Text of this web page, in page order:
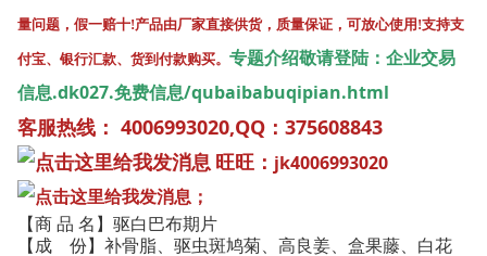
量问题，假一赔十!产品由厂家直接供货，质量保证，可放心使用!支持支
付宝、银行汇款、货到付款购买。 专题介绍敬请登陆： 企业交易
信息.dk027.免费信息/qubaibabuqipian.html
客服热线： 4006993020,QQ：375608843
旺旺： jk4006993020
；
【商 品 名】驱白巴布期片
【成 份】补骨脂、驱虫斑鸠菊、高良姜、盒果藤、白花